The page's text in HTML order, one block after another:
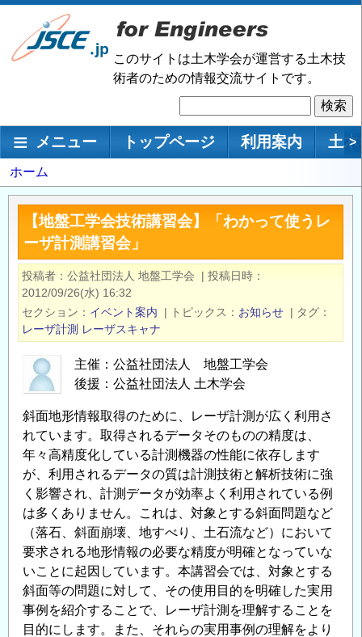
メ
ン
移
このサイトは土木学会が運営する土木技
術者のための情報交流サイトです。
索
メインナビゲーション
メニュー トップページ 利用案内 土 >
パ
ン
ず
ホーム
【地盤工学会技術講習会】「わかって使うレ
ーザ計測講習会」
投稿者 公益社団法人 地盤工学会 | 投稿日時
2012/09/26(水) 16:32
セクション
イベント案内 | トピックス お知らせ | タグ
レーザ計測 レーザスキャナ
主催：公益社団法人 地盤工学会
後援：公益社団法人 土木学会
斜面地形情報取得のために、レーザ計測が広く利用さ
れています。取得されるデータそのものの精度は、
年々高精度化している計測機器の性能に依存します
が、利用されるデータの質は計測技術と解析技術に強
く影響され、計測データが効率よく利用されている例
は多くありません。これは、対象とする斜面問題など
（落石、斜面崩壊、地すべり、土石流など）において
要求される地形情報の必要な精度が明確となっていな
いことに起因しています。本講習会では、対象とする
斜面等の問題に対して、その使用目的を明確した実用
事例を紹介することで、レーザ計測を理解することを
目的にします。また、それらの実用事例の理解をより